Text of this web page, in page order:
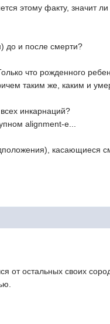
этому факту, значит
до и после смерти?
что рожденного
таким же, каким и
инкарнаций?
alignment-е...
касающиеся
от остальных своих